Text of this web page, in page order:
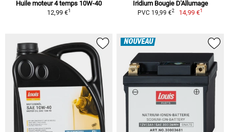
Huile moteur 4 temps 10W-40
12,99 €1
Iridium Bougie D'Allumage
PVC 19,99 €2 14,99 €1
NOUVEAU